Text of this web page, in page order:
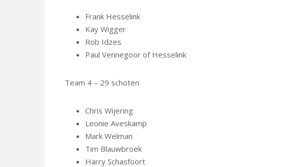
Frank Hesselink
Kay Wigger
Rob Idzes
Paul Vennegoor of Hesselink
Team 4 – 29 schoten
Chris Wijering
Leonie Aveskamp
Mark Welman
Tim Blauwbroek
Harry Schasfoort